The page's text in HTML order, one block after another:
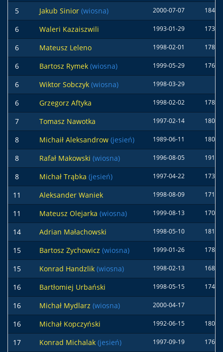
5 Jakub Sinior (wiosna) 2000-07-07 184
6 Waleri Kazaiszwili 1993-01-29 173
6 Mateusz Leleno 1998-02-01 178
6 Bartosz Rymek (wiosna) 1999-05-29 176
6 Wiktor Sobczyk (wiosna) 1998-03-29
6 Grzegorz Aftyka 1998-02-02 178
7 Tomasz Nawotka 1997-02-14 180
8 Michaił Aleksandrow (jesień) 1989-06-11 180
8 Rafał Makowski (wiosna) 1996-08-05 191
8 Michał Trąbka (jesień) 1997-04-22 173
11 Aleksander Waniek 1998-08-09 171
11 Mateusz Olejarka (wiosna) 1999-08-13 170
14 Adrian Małachowski 1998-05-10 181
15 Bartosz Zychowicz (wiosna) 1999-01-26 178
15 Konrad Handzlik (wiosna) 1998-02-13 168
16 Bartłomiej Urbański 1998-05-15 174
16 Michał Mydlarz (wiosna) 2000-04-17
16 Michał Kopczyński 1992-06-15 180
17 Konrad Michalak (jesień) 1997-09-19 176